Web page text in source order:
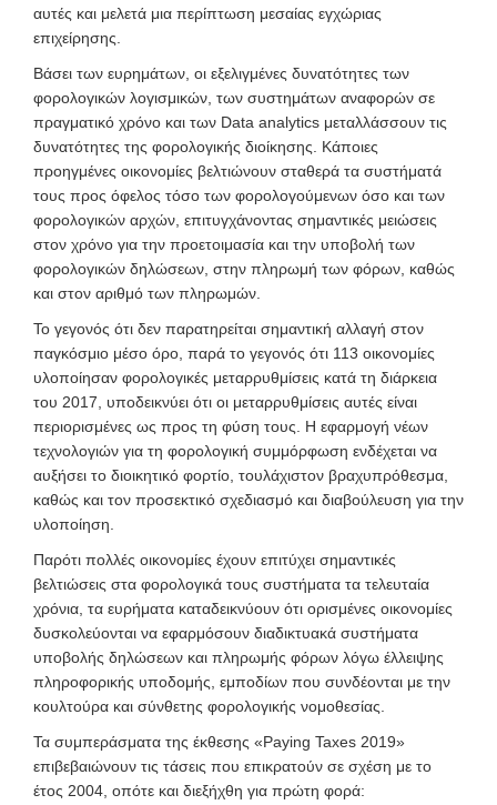
αυτές και μελετά μια περίπτωση μεσαίας εγχώριας
επιχείρησης.
Βάσει των ευρημάτων, οι εξελιγμένες δυνατότητες των
φορολογικών λογισμικών, των συστημάτων αναφορών σε
πραγματικό χρόνο και των Data analytics μεταλλάσσουν τις
δυνατότητες της φορολογικής διοίκησης. Κάποιες
προηγμένες οικονομίες βελτιώνουν σταθερά τα συστήματά
τους προς όφελος τόσο των φορολογούμενων όσο και των
φορολογικών αρχών, επιτυγχάνοντας σημαντικές μειώσεις
στον χρόνο για την προετοιμασία και την υποβολή των
φορολογικών δηλώσεων, στην πληρωμή των φόρων, καθώς
και στον αριθμό των πληρωμών.
Το γεγονός ότι δεν παρατηρείται σημαντική αλλαγή στον
παγκόσμιο μέσο όρο, παρά το γεγονός ότι 113 οικονομίες
υλοποίησαν φορολογικές μεταρρυθμίσεις κατά τη διάρκεια
του 2017, υποδεικνύει ότι οι μεταρρυθμίσεις αυτές είναι
περιορισμένες ως προς τη φύση τους. Η εφαρμογή νέων
τεχνολογιών για τη φορολογική συμμόρφωση ενδέχεται να
αυξήσει το διοικητικό φορτίο, τουλάχιστον βραχυπρόθεσμα,
καθώς και τον προσεκτικό σχεδιασμό και διαβούλευση για την
υλοποίηση.
Παρότι πολλές οικονομίες έχουν επιτύχει σημαντικές
βελτιώσεις στα φορολογικά τους συστήματα τα τελευταία
χρόνια, τα ευρήματα καταδεικνύουν ότι ορισμένες οικονομίες
δυσκολεύονται να εφαρμόσουν διαδικτυακά συστήματα
υποβολής δηλώσεων και πληρωμής φόρων λόγω έλλειψης
πληροφορικής υποδομής, εμποδίων που συνδέονται με την
κουλτούρα και σύνθετης φορολογικής νομοθεσίας.
Τα συμπεράσματα της έκθεσης «Paying Taxes 2019»
επιβεβαιώνουν τις τάσεις που επικρατούν σε σχέση με το
έτος 2004, οπότε και διεξήχθη για πρώτη φορά: